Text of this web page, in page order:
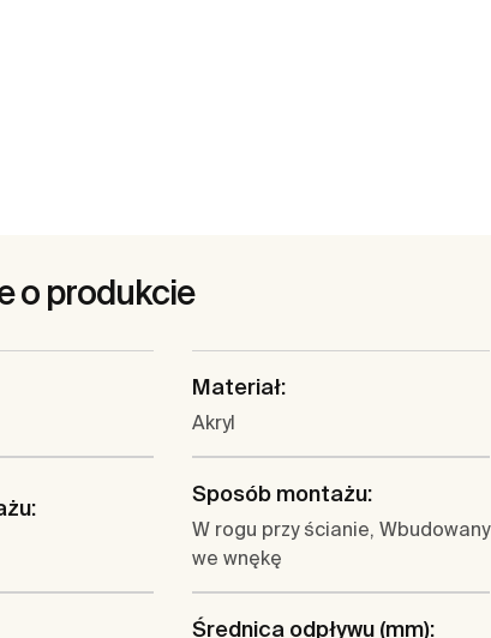
o produkcie
Materiał:
Akryl
Sposób montażu:
W rogu przy ścianie, Wbudowany
we wnękę
Średnica odpływu (mm):